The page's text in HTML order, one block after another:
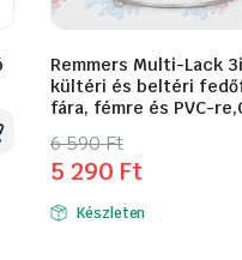
Remmers Multi-Lack
kültéri és beltéri
fára, fémre és PVC-
6 590Ft
Original
price
was:
5 290 Ft
Current
price
is: Készleten